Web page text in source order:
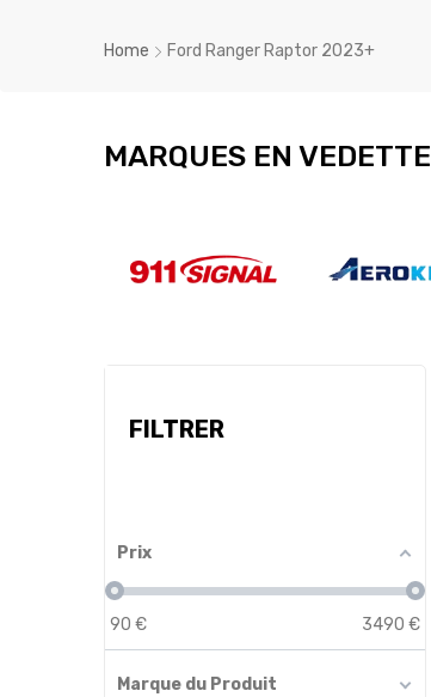
Home Ford Ranger Raptor 2023+
MARQUES EN VEDETTE
FILTRER
Prix
90 € 3490 €
Marque du Produit